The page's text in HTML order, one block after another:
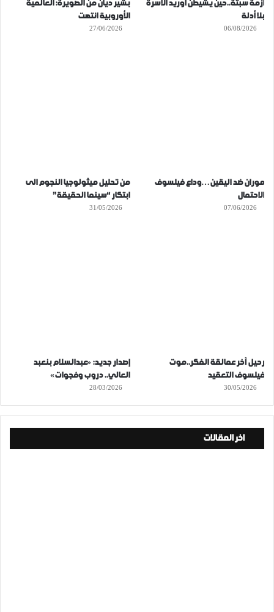
أزمة سبتة..حين يشيطن أوريد الأسرة
بلا أدلة
06/08/2026
بشير ديان من الصويرة: العالمية
الأوروبية انتهت
27/06/2026
موران ضد اليقين…وداع فيلسوف
الاحتمال
07/06/2026
من تحليل ميثولوجيا النجوم الى
ابتكار “سينما الحقيقة”
31/05/2026
رحيل آخر عمالقة الفكر..موت
فيلسوف التعقيد
30/05/2026
إصدار جديد: «عبدالسلام بنعبد
العالي.. دروب وفجوات»
28/03/2026
اخر المقالات